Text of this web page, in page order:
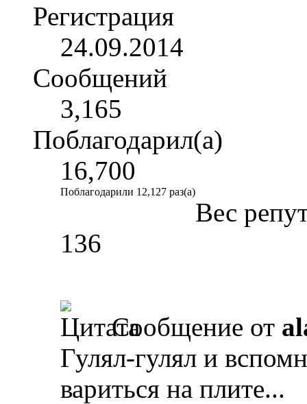
Регистрация
24.09.2014
Сообщений
3,165
Поблагодарил(а)
16,700
Поблагодарили 12,127 раз(а)
Вес
136
Сообщение от
Гулял-гулял и
вариться на плите...